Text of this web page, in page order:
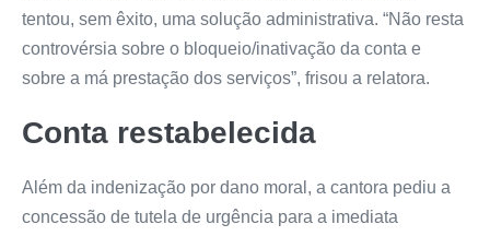
tentou, sem êxito, uma solução administrativa. “Não resta
controvérsia sobre o bloqueio/inativação da conta e
sobre a má prestação dos serviços”, frisou a relatora.
Conta restabelecida
Além da indenização por dano moral, a cantora pediu a
concessão de tutela de urgência para a imediata